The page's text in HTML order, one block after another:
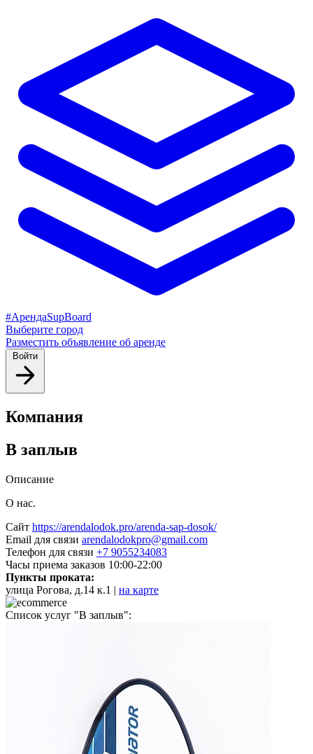
#АрендаSupBoard
Выберите город
Разместить объявление об аренде
Войти
Компания
В заплыв
Описание
О нас.
Сайт https://arendalodok.pro/arenda-sap-dosok/
Email для связи arendalodokpro@gmail.com
Телефон для связи +7 9055234083
Часы приема заказов 10:00-22:00
Пункты проката:
улица Рогова, д.14 к.1 | на карте
Список услуг "В заплыв":